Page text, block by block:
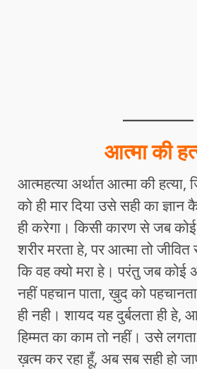
आत्मा की
आत्महत्या अर्थात आत्मा की
को ही मार दिया उसे सही का
ही करेगा। किसी कारण से जब
शरीर मरता हे, पर आत्मा तो जीवित
कि वह क्यो मरा हे। परंतु जब कोई
नहीं पहचान पाता, ख़ुद को
ही नही। शायद यह दुर्बलता ही हे,
हिम्मत का काम तो नहीं। उसे
ख़त्म कर रहा हूँ, अब सब सही हो